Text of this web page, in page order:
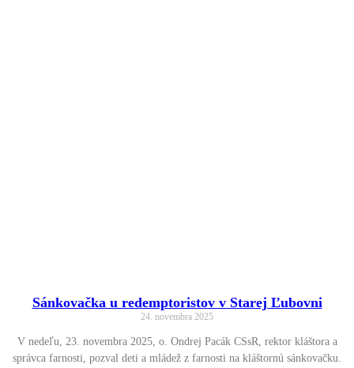
Sánkovačka u redemptoristov v Starej Ľubovni
24. novembra 2025
V nedeľu, 23. novembra 2025, o. Ondrej Pacák CSsR, rektor kláštora a
správca farnosti, pozval deti a mládež z farnosti na kláštornú sánkovačku.